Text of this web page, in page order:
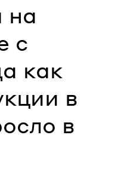
на
с
как
в
в